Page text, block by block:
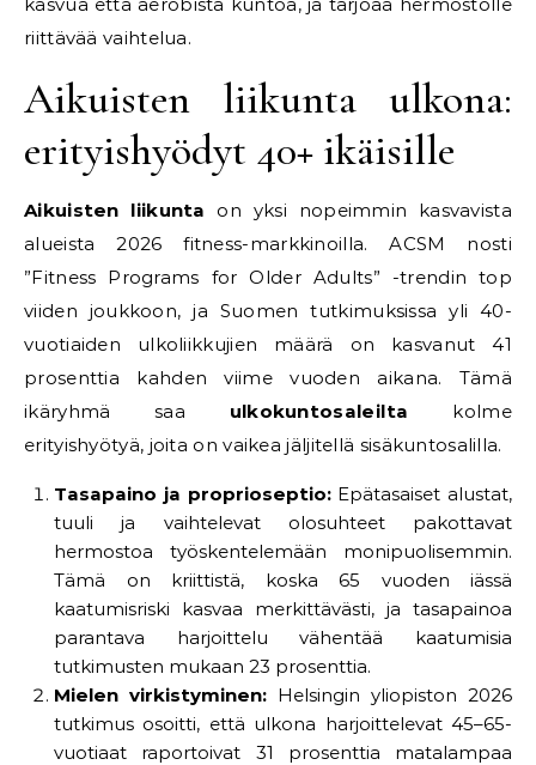
riittävää vaihtelua.
Aikuisten liikunta ulkona:
erityishyödyt 40+ ikäisille
Aikuisten liikunta on yksi nopeimmin kasvavista
alueista 2026 fitness-markkinoilla. ACSM nosti
”Fitness Programs for Older Adults” -trendin top
viiden joukkoon, ja Suomen tutkimuksissa yli 40-
vuotiaiden ulkoliikkujien määrä on kasvanut 41
prosenttia kahden viime vuoden aikana. Tämä
ikäryhmä saa ulkokuntosaleilta kolme
erityishyötyä, joita on vaikea jäljitellä sisäkuntosalilla.
Tasapaino ja proprioseptio:Epätasaiset alustat,
tuuli ja vaihtelevat olosuhteet pakottavat
hermostoa työskentelemään monipuolisemmin.
Tämä on kriittistä, koska 65 vuoden iässä
kaatumisriski kasvaa merkittävästi, ja tasapainoa
parantava harjoittelu vähentää kaatumisia
tutkimusten mukaan 23 prosenttia.
Mielen virkistyminen: Helsingin yliopiston 2026
tutkimus osoitti, että ulkona harjoittelevat 45–65-
vuotiaat raportoivat 31 prosenttia matalampaa